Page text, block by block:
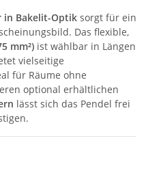
in Bakelit-Optik sorgt für ein
Das flexible,
mm²) ist wählbar in Längen
vielseitige
für Räume ohne
optional erhältlichen
lässt sich das Pendel frei